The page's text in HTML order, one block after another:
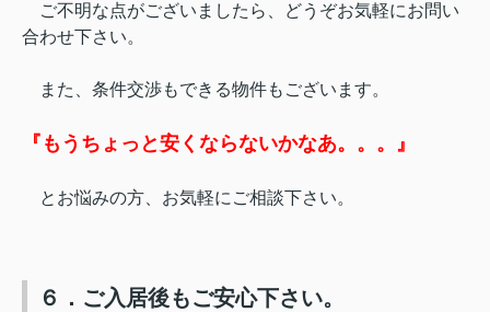
ご不明な点がございましたら、どうぞお気軽にお問い
合わせ下さい。
また、条件交渉もできる物件もございます。
『もうちょっと安くならないかなあ。。。』
とお悩みの方、お気軽にご相談下さい。
６．ご入居後もご安心下さい。